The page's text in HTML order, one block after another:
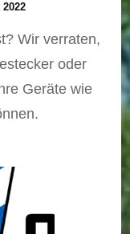
Wir verraten,
oder
Geräte wie